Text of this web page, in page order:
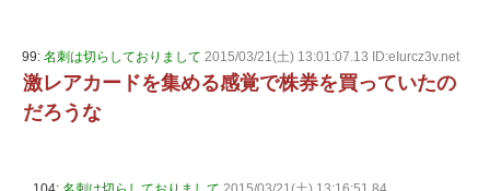
99: 名刺は切らしておりまして 2015/03/21(土) 13:01:07.13 ID:eIurcz3v.net
激レアカードを集める感覚で株券を買っていたの
だろうな